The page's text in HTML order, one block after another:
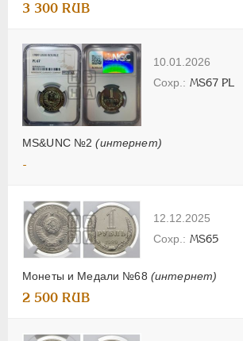
3 300 RUB
10.01.2026
MS&UNC №2(интернет)
MS67 PL
-
12.12.2025
Монеты и Медали №68 (интернет)
MS65
2 500 RUB